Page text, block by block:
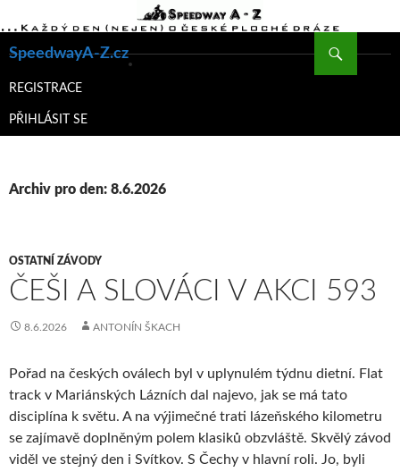
SpeedwayA-Z.cz
K
WEBU
REGISTRACE
PŘIHLÁSIT SE
Archiv pro den: 8.6.2026
OSTATNÍ ZÁVODY
ČEŠI A SLOVÁCI V AKCI 593
8.6.2026 ANTONÍN ŠKACH
Pořad na českých oválech byl v uplynulém týdnu dietní. Flat
track v Mariánských Lázních dal najevo, jak se má tato
disciplína k světu. A na výjimečné trati lázeňského kilometru
se zajímavě doplněným polem klasiků obzvláště. Skvělý závod
viděl ve stejný den i Svítkov. S Čechy v hlavní roli. Jo, byli